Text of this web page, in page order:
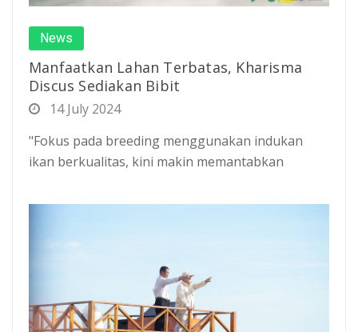
News
Manfaatkan Lahan Terbatas, Kharisma
Discus Sediakan Bibit
14 July 2024
"Fokus pada breeding menggunakan indukan
ikan berkualitas, kini makin memantabkan